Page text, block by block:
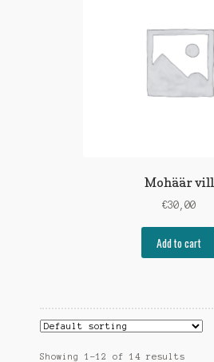
Mohäär vill
€30,00
Add to cart
Showing 1–12 of 14 results